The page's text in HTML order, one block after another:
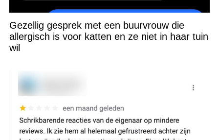
Gezellig gesprek met een buurvrouw die
allergisch is voor katten en ze niet in haar tuin
wil